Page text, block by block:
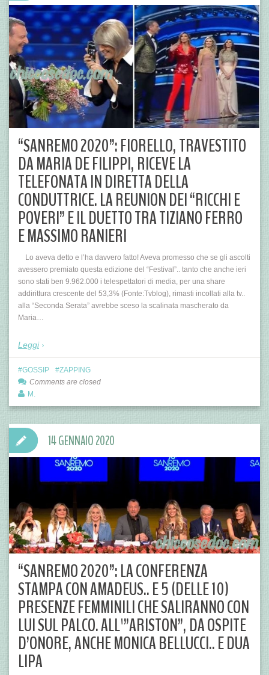
“SANREMO 2020”: FIORELLO, TRAVESTITO
DA MARIA DE FILIPPI, RICEVE LA
TELEFONATA IN DIRETTA DELLA
CONDUTTRICE. LA REUNION DEI “RICCHI E
POVERI” E IL DUETTO TRA TIZIANO FERRO
E MASSIMO RANIERI
Lo aveva detto e l’ha davvero fatto! Aveva promesso che se gli ascolti
avessero premiato questa edizione del “Festival”.. tanto che anche ieri
sono stati ben 9.962.000 i telespettatori di media, per una share
addirittura crescente del 53,3% (Fonte:Tvblog), rimasti incollati alla tv..
alla “Seconda Serata” avrebbe sceso la scalinata mascherato da
Maria…
Leggi
GOSSIP
ZAPPING
Comments are closed
M.
“SANREMO 2020”: LA CONFERENZA
STAMPA CON AMADEUS.. E 5 (DELLE 10)
PRESENZE FEMMINILI CHE SALIRANNO CON
LUI SUL PALCO. ALL'”ARISTON”, DA OSPITE
D’ONORE, ANCHE MONICA BELLUCCI.. E DUA
LIPA
14 GENNAIO 2020